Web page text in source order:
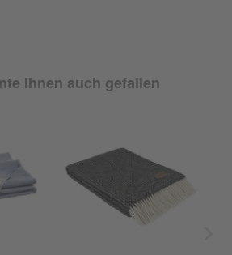
Ihnen auch gefallen